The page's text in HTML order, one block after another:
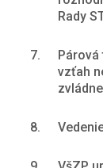
Rady
7.
vzťah
8.